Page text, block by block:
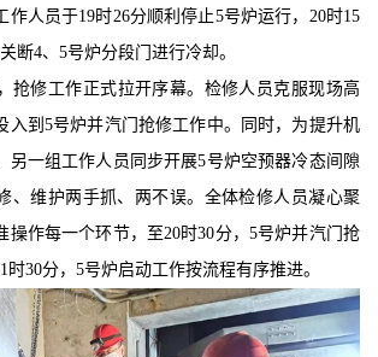
作人员于19时26分顺利停止5号炉运行，20时15
断4、5号炉分段门进行冷却。
抢修工作正式拉开序幕。检修人员克服现场高
入到5号炉并汽门抢修工作中。同时，为提升机
另一组工作人员同步开展5号炉空预器冷态间隙
、维护两手抓、两不误。全体检修人员凝心聚
操作每一个环节，至20时30分，5号炉并汽门抢
30分，5号炉启动工作按流程有序推进。